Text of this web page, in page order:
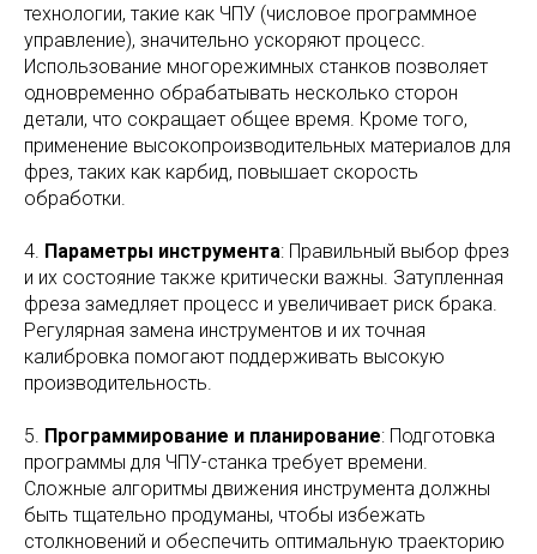
технологии, такие как ЧПУ (числовое программное
управление), значительно ускоряют процесс.
Использование многорежимных станков позволяет
одновременно обрабатывать несколько сторон
детали, что сокращает общее время. Кроме того,
применение высокопроизводительных материалов для
фрез, таких как карбид, повышает скорость
обработки.
4. Параметры инструмента: Правильный выбор фрез
и их состояние также критически важны. Затупленная
фреза замедляет процесс и увеличивает риск брака.
Регулярная замена инструментов и их точная
калибровка помогают поддерживать высокую
производительность.
5. Программирование и планирование: Подготовка
программы для ЧПУ-станка требует времени.
Сложные алгоритмы движения инструмента должны
быть тщательно продуманы, чтобы избежать
столкновений и обеспечить оптимальную траекторию